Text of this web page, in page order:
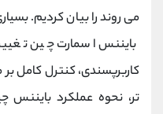
می روند را بیان کردیم.
بایننس اسمارت چین
کاربرپسندی، کنترل کامل بر
تر، نحوه عملکرد بایننس